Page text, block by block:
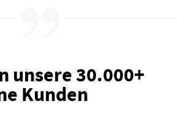
unsere 30.000+
Kunden